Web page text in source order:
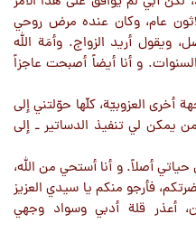
عام، وكان عنده مرض روحي
ويقول أريد الزواج. وأمَة الله
و أنا أيضاً أصبحت عاجزاً
أخرى العزوبيّة، كلّها حوّلتني إلى
لي تنفيذ الدساتير ـ إلى
أصلاً. و أنا أستحي من الله،
فأرجو منكم يا سيدي العزيز
أعذر قلة أدبي وسواد وجهي